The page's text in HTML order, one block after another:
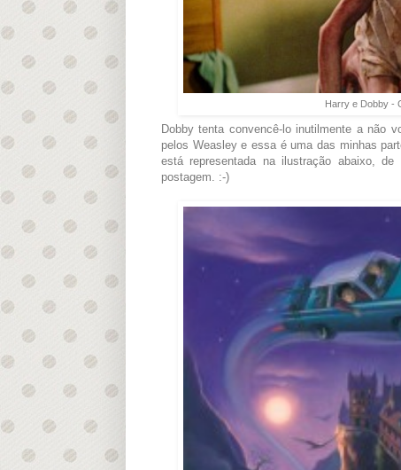
Harry e Dobby -
Dobby tenta convencê-lo inutilmente a não
pelos Weasley e essa é uma das minhas
está representada na ilustração abaixo,
postagem. :-)